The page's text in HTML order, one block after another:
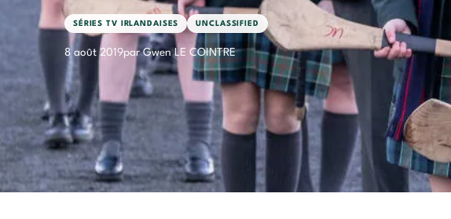
SÉRIES TV IRLANDAISES UNCLASSIFIED
8 août 2019par Gwen LE COINTRE